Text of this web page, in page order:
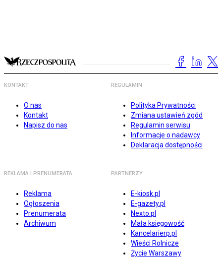
KONTAKT
O nas
Kontakt
Napisz do nas
REGULAMIN
Polityka Prywatności
Zmiana ustawień zgód
Regulamin serwisu
Informacje o nadawcy
Deklaracja dostępności
REKLAMA I PRENUMERATA
Reklama
Ogłoszenia
Prenumerata
Archiwum
PARTNERZY
E-kiosk.pl
E-gazety.pl
Nexto.pl
Mała księgowość
Kancelarierp.pl
Wieści Rolnicze
Życie Warszawy